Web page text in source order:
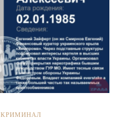
КРИМИНАЛ